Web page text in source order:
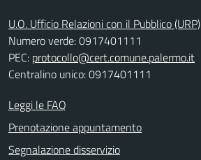
U.O. Ufficio Relazioni con il Pubblico (URP)
Numero verde: 0917401111
PEC: protocollo@cert.comune.palermo.it
Centralino unico: 0917401111
Leggi le FAQ
Prenotazione appuntamento
Segnalazione disservizio